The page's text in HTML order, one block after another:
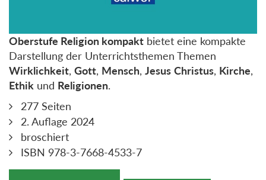
Oberstufe Religion kompakt bietet eine kompakte
Darstellung der Unterrichtsthemen Themen
Wirklichkeit, Gott, Mensch, Jesus Christus, Kirche,
Ethik und Religionen.
277 Seiten
2. Auflage 2024
broschiert
ISBN 978-3-7668-4533-7